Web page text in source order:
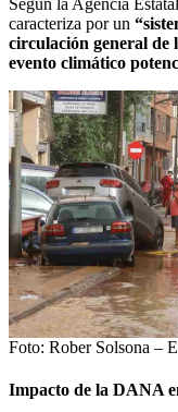
Según la Agencia
caracteriza por un
circulación general de
evento climático
Foto: Rober Solsona –
Impacto de la DANA